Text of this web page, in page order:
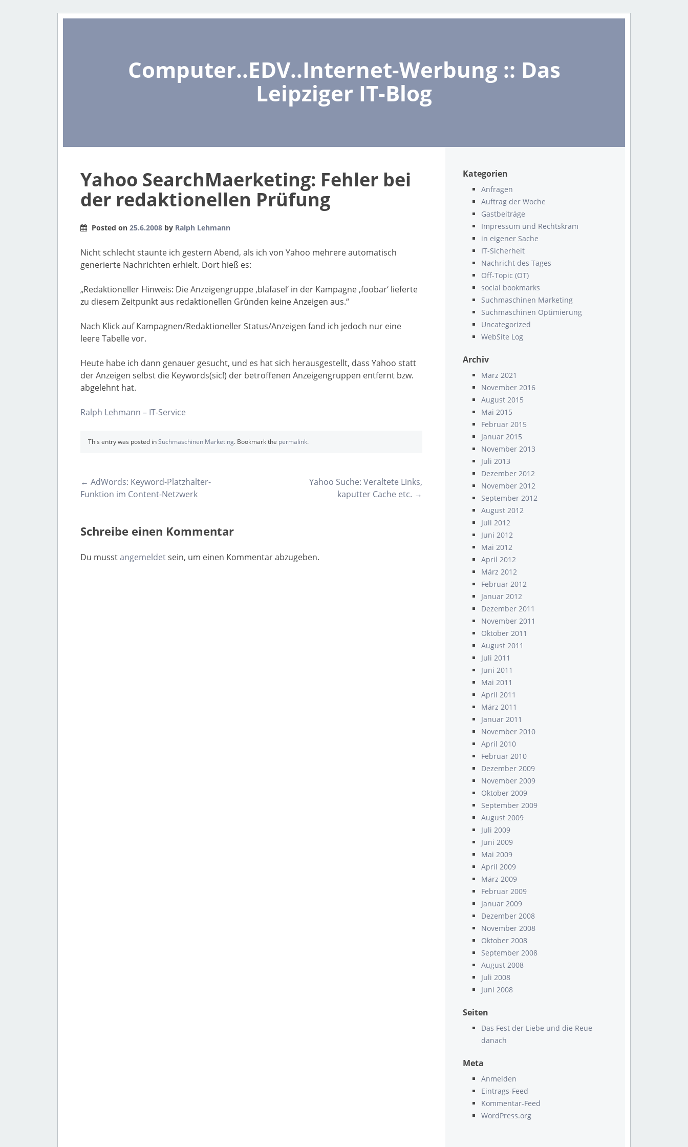
Computer..EDV..Internet-Werbung :: Das
Leipziger IT-Blog
Yahoo SearchMaerketing: Fehler bei
der redaktionellen Prüfung
Posted on 25.6.2008 by Ralph Lehmann
Nicht schlecht staunte ich gestern Abend, als ich von Yahoo mehrere automatisch
generierte Nachrichten erhielt. Dort hieß es:
„Redaktioneller Hinweis: Die Anzeigengruppe ‚blafasel‘ in der Kampagne ‚foobar‘ lieferte
zu diesem Zeitpunkt aus redaktionellen Gründen keine Anzeigen aus.“
Nach Klick auf Kampagnen/Redaktioneller Status/Anzeigen fand ich jedoch nur eine
leere Tabelle vor.
Heute habe ich dann genauer gesucht, und es hat sich herausgestellt, dass Yahoo statt
der Anzeigen selbst die Keywords(sic!) der betroffenen Anzeigengruppen entfernt bzw.
abgelehnt hat.
Ralph Lehmann – IT-Service
This entry was posted inSuchmaschinen Marketing. Bookmark the permalink.
Post
navigation
← AdWords: Keyword-Platzhalter-
Funktion im Content-Netzwerk
Yahoo Suche: Veraltete Links,
kaputter Cache etc. →
Schreibe einen Kommentar
Du musstangemeldetsein, um einen Kommentar abzugeben.
Kategorien
Anfragen
Auftrag der Woche
Gastbeiträge
Impressum und Rechtskram
in eigener Sache
IT-Sicherheit
Nachricht des Tages
Off-Topic (OT)
social bookmarks
Suchmaschinen Marketing
Suchmaschinen Optimierung
Uncategorized
WebSite Log
Archiv
März 2021
November 2016
August 2015
Mai 2015
Februar 2015
Januar 2015
November 2013
Juli 2013
Dezember 2012
November 2012
September 2012
August 2012
Juli 2012
Juni 2012
Mai 2012
April 2012
März 2012
Februar 2012
Januar 2012
Dezember 2011
November 2011
Oktober 2011
August 2011
Juli 2011
Juni 2011
Mai 2011
April 2011
März 2011
Januar 2011
November 2010
April 2010
Februar 2010
Dezember 2009
November 2009
Oktober 2009
September 2009
August 2009
Juli 2009
Juni 2009
Mai 2009
April 2009
März 2009
Februar 2009
Januar 2009
Dezember 2008
November 2008
Oktober 2008
September 2008
August 2008
Juli 2008
Juni 2008
Seiten
Das Fest der Liebe und die Reue
danach
Meta
Anmelden
Eintrags-Feed
Kommentar-Feed
WordPress.org